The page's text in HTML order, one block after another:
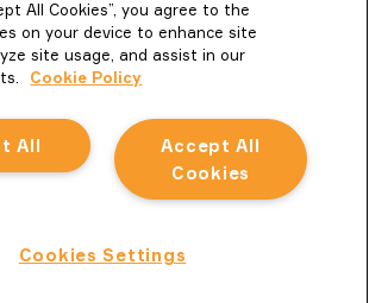
海）有限公司
1288号金地威新科创
上海市
转3
Group
All Cookies”, you agree to the
on your device to enhance site
site usage, and assist in our
Cookie Policy
Accept All
Cookies
All
Cookies Settings